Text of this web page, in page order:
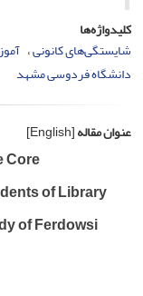
کلیدواژه‌ها
شایستگی‌های کانونی
دانشگاه فردوسی مشهد
عنوان مقاله[English]
Core
of Library
of Ferdowsi